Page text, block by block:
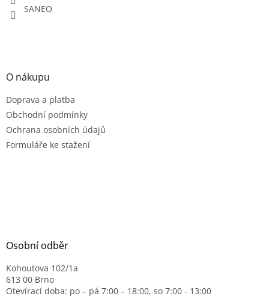
SANEO
O nákupu
Doprava a platba
Obchodní podmínky
Ochrana osobních údajů
Formuláře ke stažení
Osobní odběr
Kohoutova 102/1a
613 00 Brno
Otevírací doba: po – pá 7:00 – 18:00, so 7:00 - 13:00